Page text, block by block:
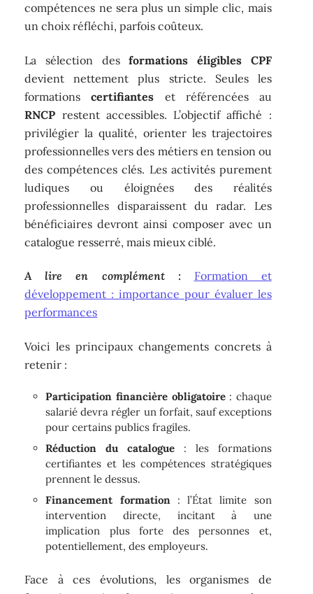
compétences ne sera plus un simple clic, mais
un choix réfléchi, parfois coûteux.
La sélection desformations éligibles CPF
devient nettement plus stricte. Seules les
formationscertifiantes et référencées au
RNCP restent accessibles. L’objectif affiché :
privilégier la qualité, orienter les trajectoires
professionnelles vers des métiers en tension ou
des compétences clés. Les activités purement
ludiques ou éloignées des réalités
professionnelles disparaissent du radar. Les
bénéficiaires devront ainsi composer avec un
catalogue resserré, mais mieux ciblé.
A lire en complément :
Formation et
développement : importance pour évaluer les
performances
Voici les principaux changements concrets à
retenir :
Participation financière obligatoire: chaque
salarié devra régler un forfait, sauf exceptions
pour certains publics fragiles.
Réduction du catalogue : les formations
certifiantes et les compétences stratégiques
prennent le dessus.
Financement formation: l’État limite son
intervention directe, incitant à une
implication plus forte des personnes et,
potentiellement, des employeurs.
Face à ces évolutions, les organismes de